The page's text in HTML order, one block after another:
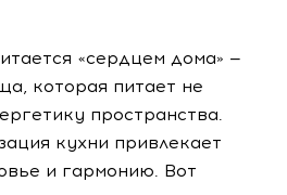
«сердцем дома» —
которая питает не
пространства.
кухни привлекает
и гармонию. Вот